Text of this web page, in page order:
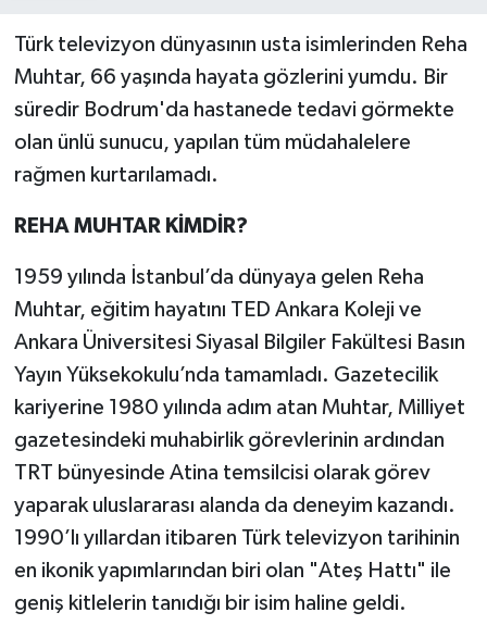
Türk televizyon dünyasının usta isimlerinden Reha
Muhtar, 66 yaşında hayata gözlerini yumdu. Bir
süredir Bodrum'da hastanede tedavi görmekte
olan ünlü sunucu, yapılan tüm müdahalelere
rağmen kurtarılamadı.
REHA MUHTAR KİMDİR?
1959 yılında İstanbul’da dünyaya gelen Reha
Muhtar, eğitim hayatını TED Ankara Koleji ve
Ankara Üniversitesi Siyasal Bilgiler Fakültesi Basın
Yayın Yüksekokulu’nda tamamladı. Gazetecilik
kariyerine 1980 yılında adım atan Muhtar, Milliyet
gazetesindeki muhabirlik görevlerinin ardından
TRT bünyesinde Atina temsilcisi olarak görev
yaparak uluslararası alanda da deneyim kazandı.
1990’lı yıllardan itibaren Türk televizyon tarihinin
en ikonik yapımlarından biri olan "Ateş Hattı" ile
geniş kitlelerin tanıdığı bir isim haline geldi.